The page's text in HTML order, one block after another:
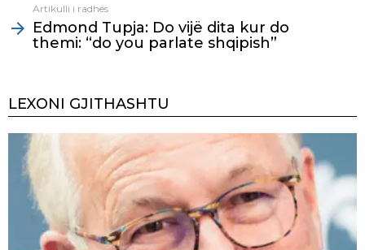
Artikulli i radhës
Edmond Tupja: Do vijë dita kur do
themi: “do you parlate shqipish”
LEXONI GJITHASHTU